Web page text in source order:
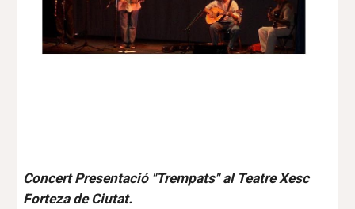
Concert Presentació "Trempats" al Teatre Xesc
Forteza de Ciutat.